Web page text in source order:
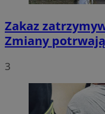
Zakaz
Zmiany
3